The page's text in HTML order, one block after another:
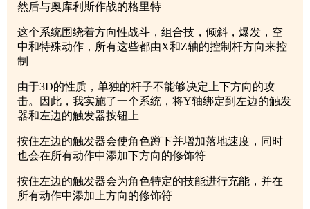
然后与奥库利斯作战的格里特
这个系统围绕着方向性战斗，组合技，倾斜，爆发，空
中和特殊动作，所有这些都由X和Z轴的控制杆方向来控
制
由于3D的性质，单独的杆子不能够决定上下方向的攻
击。因此，我实施了一个系统，将Y轴绑定到左边的触发
器和左边的触发器按钮上
按住左边的触发器会使角色蹲下并增加落地速度，同时
也会在所有动作中添加下方向的修饰符
按住左边的触发器会为角色特定的技能进行充能，并在
所有动作中添加上方向的修饰符